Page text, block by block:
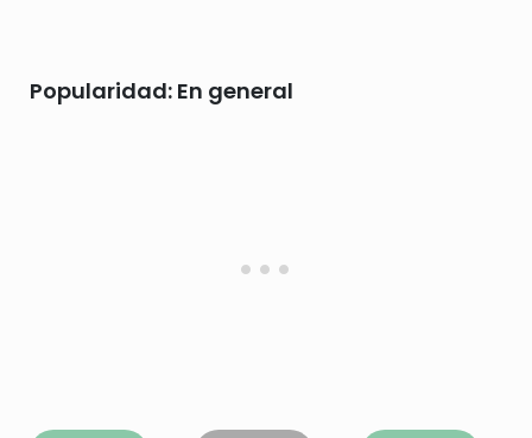
Popularidad: En general